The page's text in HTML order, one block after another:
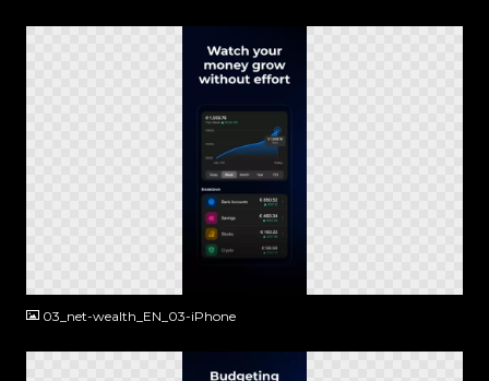
03_net-wealth_EN_03-iPhone